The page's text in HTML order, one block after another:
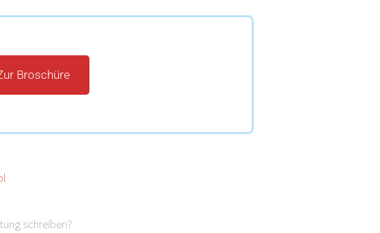
Broschüre
schreiben?